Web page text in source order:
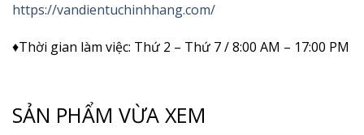
https://vandientuchinhhang.com/
♦Thời gian làm việc: Thứ 2 – Thứ 7 / 8:00 AM – 17:00 PM
SẢN PHẨM VỪA XEM